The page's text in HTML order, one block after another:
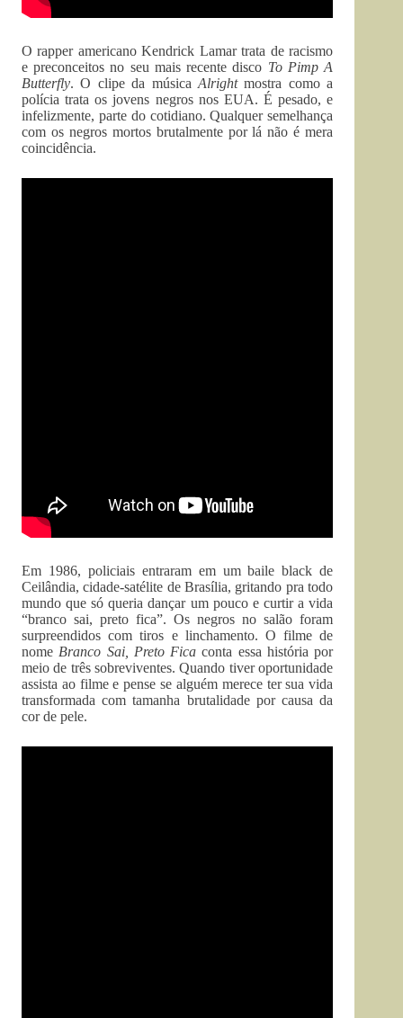
O rapper americano Kendrick Lamar trata de racismo
e preconceitos no seu mais recente disco To Pimp A
Butterfly. O clipe da músicaAlrightmostra como a
polícia trata os jovens negros nos EUA. É pesado, e
infelizmente, parte do cotidiano. Qualquer semelhança
com os negros mortos brutalmente por lá não é mera
coincidência.
Em 1986, policiais entraram em um baile black de
Ceilândia, cidade-satélite de Brasília, gritando pra todo
mundo que só queria dançar um pouco e curtir a vida
“branco sai, preto fica”. Os negros no salão foram
surpreendidos com tiros e linchamento. O filme de
nome Branco Sai, Preto Fica conta essa história por
meio de três sobreviventes. Quando tiver oportunidade
assista ao filme e pense se alguém merece ter sua vida
transformada com tamanha brutalidade por causa da
cor de pele.